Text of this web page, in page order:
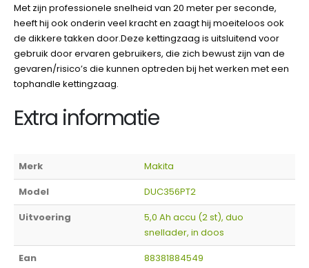
Met zijn professionele snelheid van 20 meter per seconde,
heeft hij ook onderin veel kracht en zaagt hij moeiteloos ook
de dikkere takken door.Deze kettingzaag is uitsluitend voor
gebruik door ervaren gebruikers, die zich bewust zijn van de
gevaren/risico’s die kunnen optreden bij het werken met een
tophandle kettingzaag.
Extra informatie
Merk
Makita
Model
DUC356PT2
Uitvoering
5,0 Ah accu (2 st), duo
snellader, in doos
Ean
88381884549